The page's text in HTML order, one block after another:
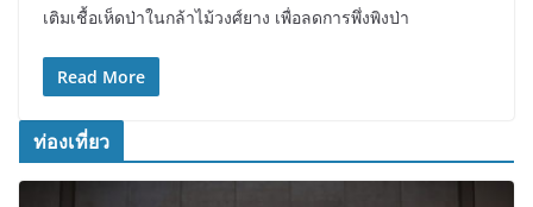
เติมเชื้อเห็ดป่าในกล้าไม้วงศ์ยาง เพื่อลดการพึ่งพิงป่า
Read More
ท่องเที่ยว